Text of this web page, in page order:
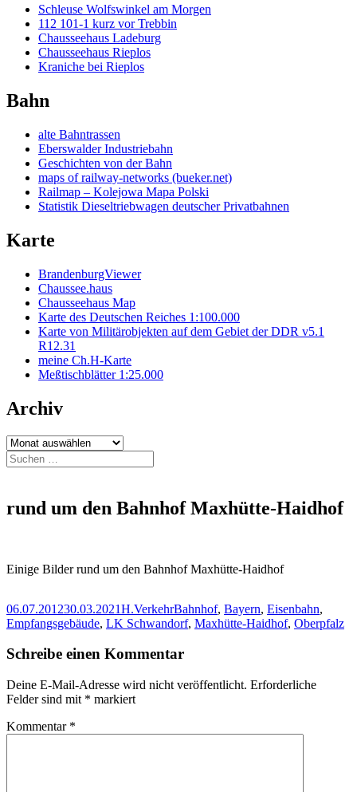
Schleuse Wolfswinkel am Morgen
112 101-1 kurz vor Trebbin
Chausseehaus Ladeburg
Chausseehaus Rieplos
Kraniche bei Rieplos
Bahn
alte Bahntrassen
Eberswalder Industriebahn
Geschichten von der Bahn
maps of railway-networks (bueker.net)
Railmap – Kolejowa Mapa Polski
Statistik Dieseltriebwagen deutscher Privatbahnen
Karte
BrandenburgViewer
Chaussee.haus
Chausseehaus Map
Karte des Deutschen Reiches 1:100.000
Karte von Militärobjekten auf dem Gebiet der DDR v5.1
R12.31
meine Ch.H-Karte
Meßtischblätter 1:25.000
Archiv
Archiv
Suchen
nach:
rund um den Bahnhof Maxhütte-Haidhof
Einige Bilder rund um den Bahnhof Maxhütte-Haidhof
Veröffentlicht
am
06.07.201230.03.2021Autor
H.Kategorien
VerkehrSchlagwörter
Bahnhof, Bayern, Eisenbahn,
Empfangsgebäude, LK Schwandorf, Maxhütte-Haidhof, Oberpfalz
Schreibe einen Kommentar
Deine E-Mail-Adresse wird nicht veröffentlicht. Erforderliche
Felder sind mit * markiert
Kommentar *